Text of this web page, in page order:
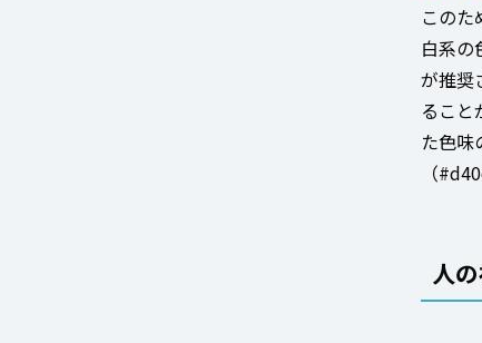
このた
白系の
が推奨
ること
た色味
（
人